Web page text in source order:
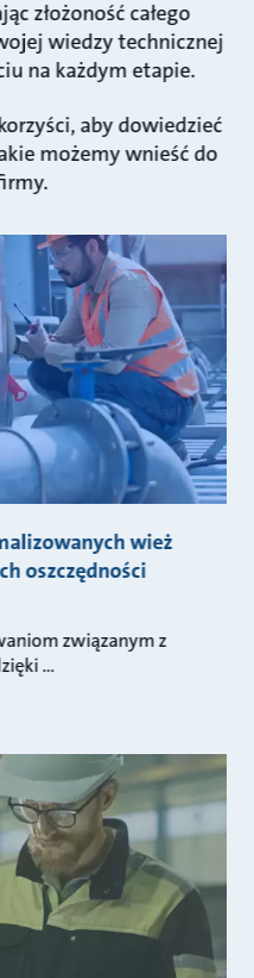
złożoność całego
wiedzy technicznej
na każdym etapie.
aby dowiedzieć
możemy wnieść do
wież
oszczędności
związanym z